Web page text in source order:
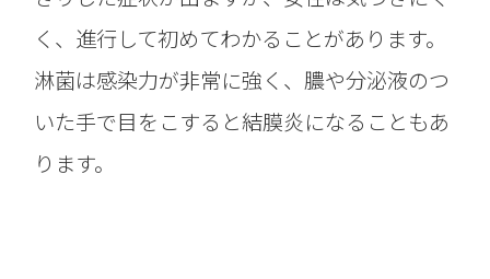
く、進行して初めてわかることがあります。
淋菌は感染力が非常に強く、膿や分泌液のつ
いた手で目をこすると結膜炎になることもあ
ります。